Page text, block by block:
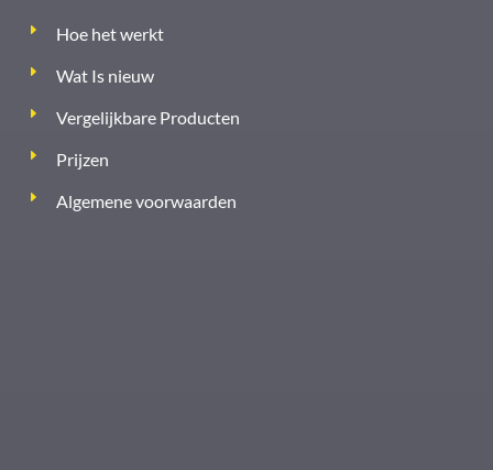
Hoe het werkt
Wat Is nieuw
Vergelijkbare Producten
Prijzen
Algemene voorwaarden